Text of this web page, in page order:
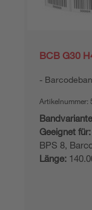
BCB G30
Artikelnummer:
Geeignet für:
BPS 8,
Länge: